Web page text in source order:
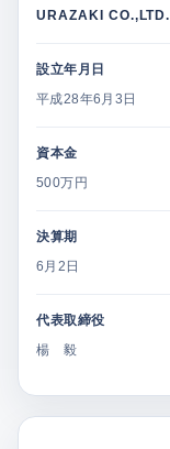
URAZAKI CO.,LTD.
設立年月日
平成28年6月3日
資本金
500万円
決算期
6月2日
代表取締役
楊 毅